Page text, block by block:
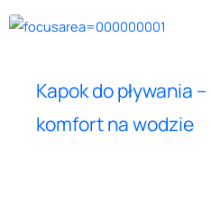
Kapok do pływania
komfort na wodzie